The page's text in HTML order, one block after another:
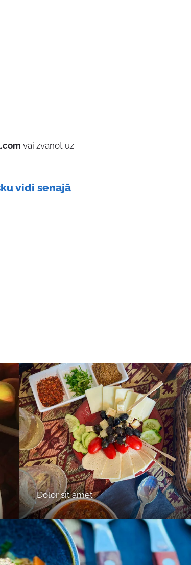
vai zvanot uz
vidi senajā
Dolor sit amet